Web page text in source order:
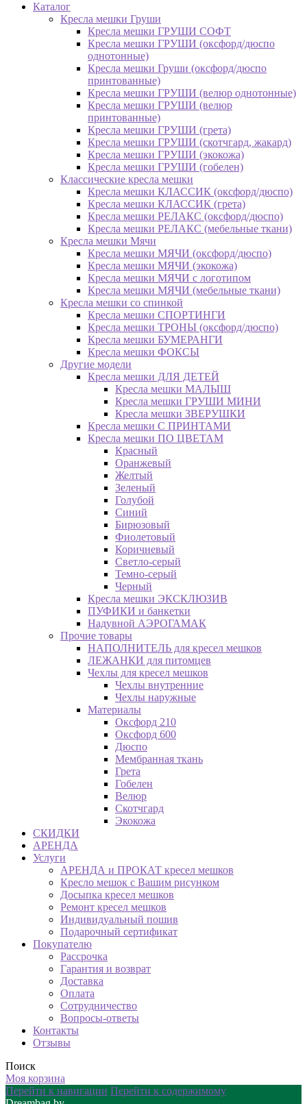
Каталог
Кресла мешки Груши
Кресла мешки ГРУШИ СОФТ
Кресла мешки ГРУШИ (оксфорд/дюспо
однотонные)
Кресла мешки Груши (оксфорд/дюспо
принтованные)
Кресла мешки ГРУШИ (велюр однотонные)
Кресла мешки ГРУШИ (велюр
принтованные)
Кресла мешки ГРУШИ (грета)
Кресла мешки ГРУШИ (скотчгард, жакард)
Кресла мешки ГРУШИ (экокожа)
Кресла мешки ГРУШИ (гобелен)
Классические кресла мешки
Кресла мешки КЛАССИК (оксфорд/дюспо)
Кресла мешки КЛАССИК (грета)
Креслa мешки РЕЛАКС (оксфорд/дюспо)
Креслa мешки РЕЛАКС (мебельные ткани)
Кресла мешки Мячи
Кресла мешки МЯЧИ (оксфорд/дюспо)
Кресла мешки МЯЧИ (экокожа)
Кресла мешки МЯЧИ с логотипом
Кресла мешки МЯЧИ (мебельные ткани)
Кресла мешки со спинкой
Кресла мешки СПОРТИНГИ
Кресла мешки ТРОНЫ (оксфорд/дюспо)
Кресла мешки БУМЕРАНГИ
Кресла мешки ФОКСЫ
Другие модели
Кресла мешки ДЛЯ ДЕТЕЙ
Кресла мешки МАЛЫШ
Кресла мешки ГРУШИ МИНИ
Кресла мешки ЗВЕРУШКИ
Кресла мешки С ПРИНТАМИ
Кресла мешки ПО ЦВЕТАМ
Красный
Оранжевый
Желтый
Зеленый
Голубой
Синий
Бирюзовый
Фиолетовый
Коричневый
Светло-серый
Темно-серый
Черный
Кресла мешки ЭКСКЛЮЗИВ
ПУФИКИ и банкетки
Надувной АЭРОГАМАК
Прочие товары
НАПОЛНИТЕЛЬ для кресел мешков
ЛЕЖАНКИ для питомцев
Чехлы для кресел мешков
Чехлы внутренние
Чехлы наружные
Материалы
Оксфорд 210
Оксфорд 600
Дюспо
Мембранная ткань
Грета
Гобелен
Велюр
Скотчгард
Экокожа
СКИДКИ
АРЕНДА
Услуги
АРЕНДА и ПРОКАТ кресел мешков
Кресло мешок с Вашим рисунком
Досыпка кресел мешков
Ремонт кресел мешков
Индивидуальный пошив
Подарочный сертификат
Покупателю
Рассрочка
Гарантия и возврат
Доставка
Оплата
Сотрудничество
Вопросы-ответы
Контакты
Отзывы
Поиск
Моя корзина
Перейти к навигации Перейти к содержимому